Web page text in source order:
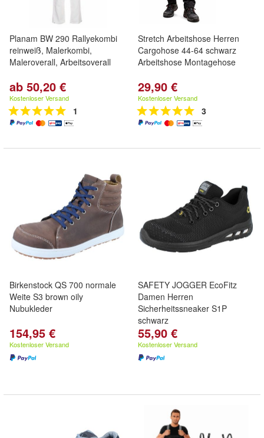
Planam BW 290 Rallyekombi
reinweiß, Malerkombi,
Maleroverall, Arbeitsoverall
ab 50,20 €
Kostenloser Versand
1
Stretch Arbeitshose Herren
Cargohose 44-64 schwarz
Arbeitshose Montagehose
29,90 €
Kostenloser Versand
3
Birkenstock QS 700 normale
Weite S3 brown oily
Nubukleder
154,95 €
Kostenloser Versand
SAFETY JOGGER EcoFitz
Damen Herren
Sicherheitssneaker S1P
schwarz
55,90 €
Kostenloser Versand